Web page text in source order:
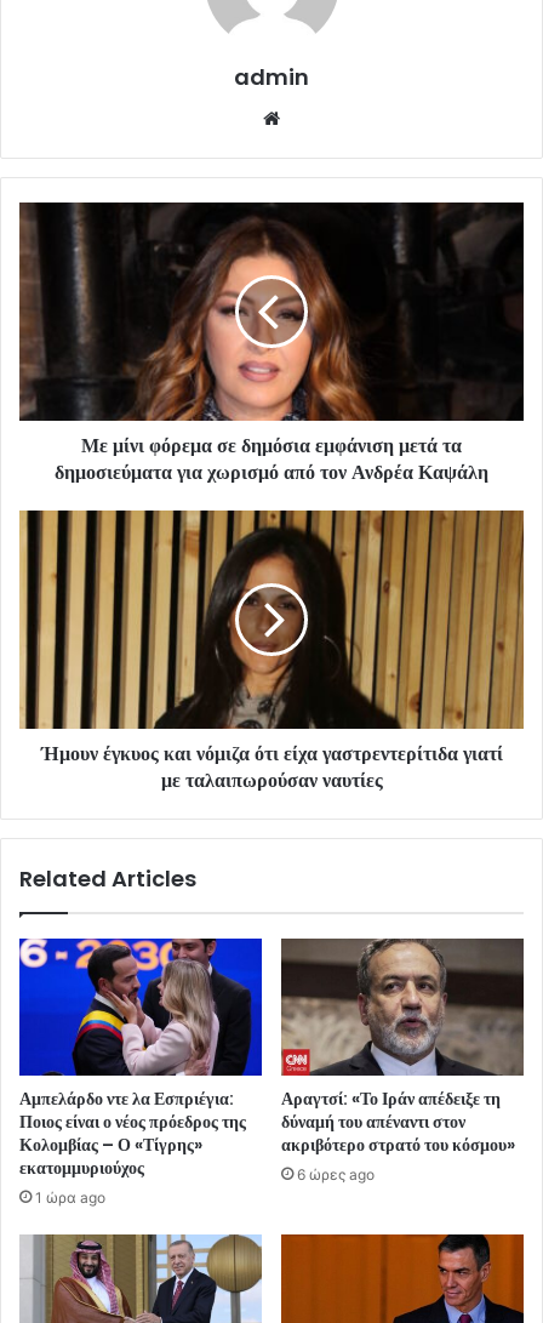
admin
Με μίνι φόρεμα σε δημόσια εμφάνιση μετά τα
δημοσιεύματα για χωρισμό από τον Ανδρέα Καψάλη
Ήμουν έγκυος και νόμιζα ότι είχα γαστρεντερίτιδα γιατί
με ταλαιπωρούσαν ναυτίες
Related Articles
Αμπελάρδο ντε λα Εσπριέγια:
Ποιος είναι ο νέος πρόεδρος της
Κολομβίας – Ο «Τίγρης»
εκατομμυριούχος
1 ώρα ago
Αραγτσί: «Το Ιράν απέδειξε τη
δύναμή του απέναντι στον
ακριβότερο στρατό του κόσμου»
6 ώρες ago